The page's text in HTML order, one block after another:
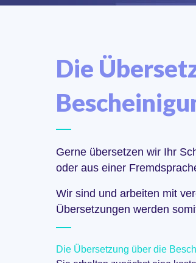
Die
Gerne übersetzen wir Ihr
oder aus einer
Wir sind und arbeiten mit
Übersetzungen werden
Die Übersetzung über die